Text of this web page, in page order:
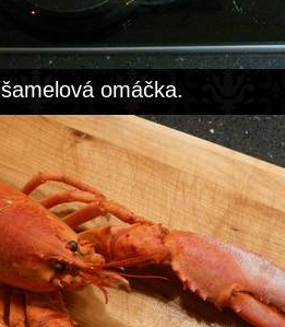
omáčka.